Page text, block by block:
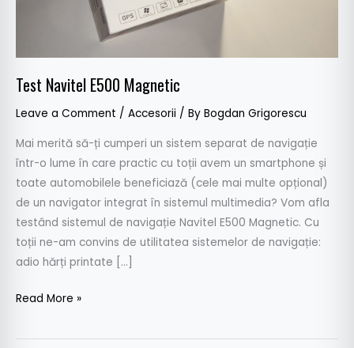
Test Navitel E500 Magnetic
Leave a Comment / Accesorii / By Bogdan Grigorescu
Mai merită să-ți cumperi un sistem separat de navigație
într-o lume în care practic cu toții avem un smartphone și
toate automobilele beneficiază (cele mai multe opțional)
de un navigator integrat în sistemul multimedia? Vom afla
testând sistemul de navigație Navitel E500 Magnetic. Cu
toții ne-am convins de utilitatea sistemelor de navigație:
adio hărți printate […]
Read More »